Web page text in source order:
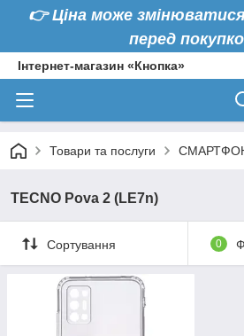
👉Ціна може
перед
Інтернет-магазин «Кнопка»
Товари та послуги
TECNO Pova 2 (LE7n)
Сортування 0